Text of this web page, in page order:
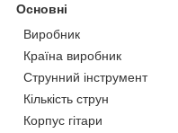
Основні
Виробник
Країна виробник
Струнний інструмент
Кількість струн
Корпус гітари